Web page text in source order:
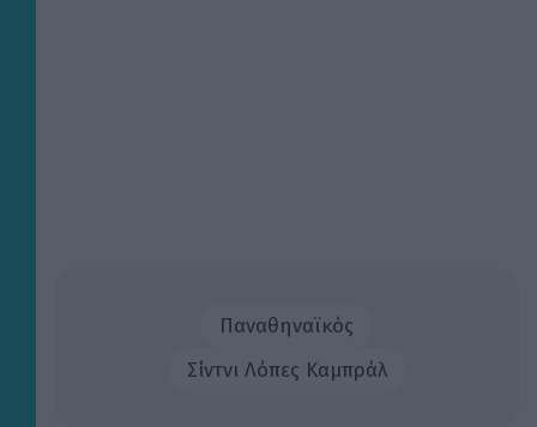
Παναθηναϊκός
Σίντνι Λόπες Καμπράλ